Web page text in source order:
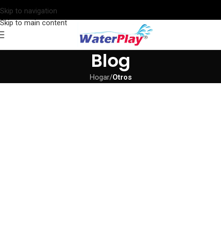
Skip to navigation
Skip to main content
Blog
Hogar/Otros